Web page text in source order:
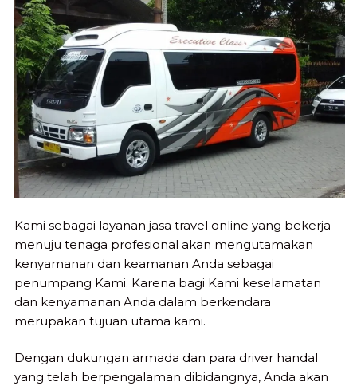
Kami sebagai layanan jasa travel online yang bekerja
menuju tenaga profesional akan mengutamakan
kenyamanan dan keamanan Anda sebagai
penumpang Kami. Karena bagi Kami keselamatan
dan kenyamanan Anda dalam berkendara
merupakan tujuan utama kami.
Dengan dukungan armada dan para driver handal
yang telah berpengalaman dibidangnya, Anda akan